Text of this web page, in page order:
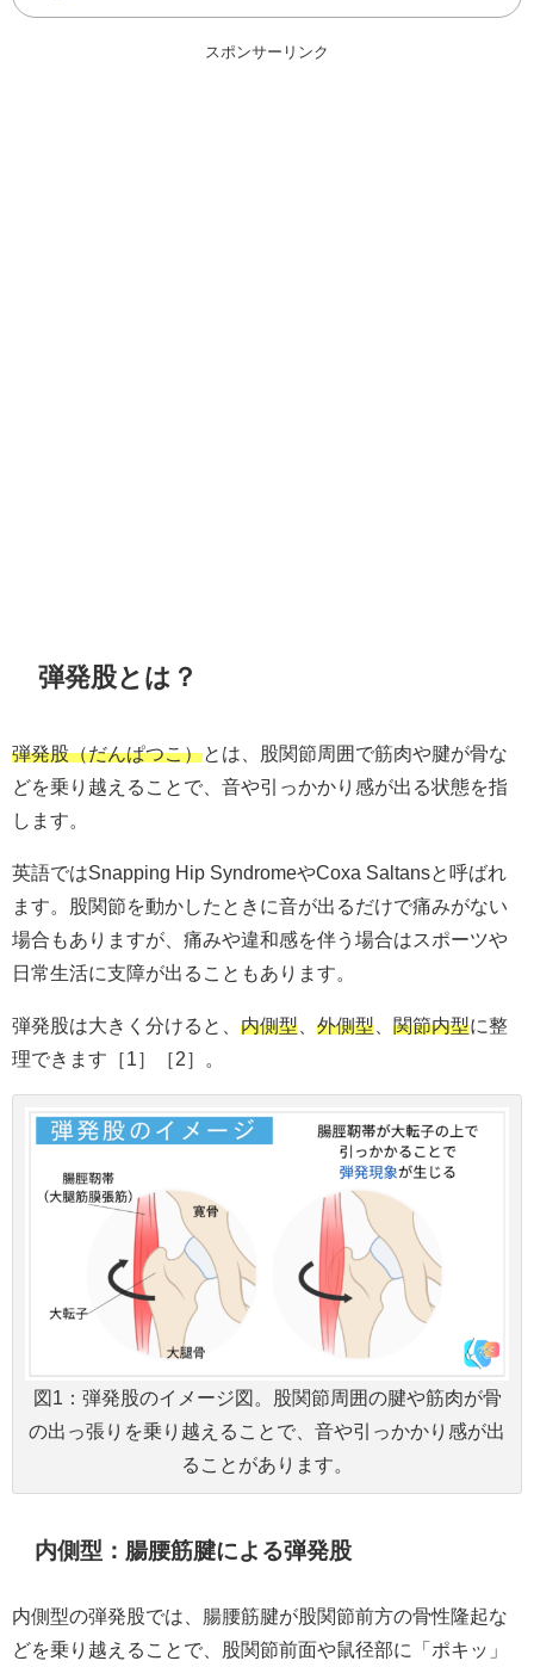
スポンサーリンク
弾発股とは？
弾発股（だんぱつこ）とは、股関節周囲で筋肉や腱が骨な
どを乗り越えることで、音や引っかかり感が出る状態を指
します。
英語ではSnapping Hip SyndromeやCoxa Saltansと呼ばれ
ます。股関節を動かしたときに音が出るだけで痛みがない
場合もありますが、痛みや違和感を伴う場合はスポーツや
日常生活に支障が出ることもあります。
弾発股は大きく分けると、 内側型 外側型 関節内型に整
理できます［1］［2］。
図1：弾発股のイメージ図。股関節周囲の腱や筋肉が骨
の出っ張りを乗り越えることで、音や引っかかり感が出
ることがあります。
内側型：腸腰筋腱による弾発股
内側型の弾発股では、腸腰筋腱が股関節前方の骨性隆起な
どを乗り越えることで、股関節前面や鼠径部に「ポキッ」